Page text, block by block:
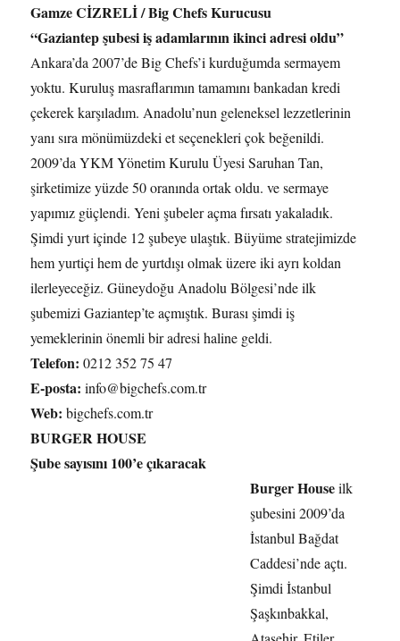
Gamze CİZRELİ / Big Chefs Kurucusu
“Gaziantep şubesi iş adamlarının ikinci adresi oldu”
Ankara’da 2007’de Big Chefs’i kurduğumda sermayem
yoktu. Kuruluş masraflarımın tamamını bankadan kredi
çekerek karşıladım. Anadolu’nun geleneksel lezzetlerinin
yanı sıra mönümüzdeki et seçenekleri çok beğenildi.
2009’da YKM Yönetim Kurulu Üyesi Saruhan Tan,
şirketimize yüzde 50 oranında ortak oldu. ve sermaye
yapımız güçlendi. Yeni şubeler açma fırsatı yakaladık.
Şimdi yurt içinde 12 şubeye ulaştık. Büyüme stratejimizde
hem yurtiçi hem de yurtdışı olmak üzere iki ayrı koldan
ilerleyeceğiz. Güneydoğu Anadolu Bölgesi’nde ilk
şubemizi Gaziantep’te açmıştık. Burası şimdi iş
yemeklerinin önemli bir adresi haline geldi.
Telefon: 0212 352 75 47
E-posta: info@bigchefs.com.tr
Web: bigchefs.com.tr
BURGER HOUSE
Şube sayısını 100’e çıkaracak
Burger Houseilk
şubesini 2009’da
İstanbul Bağdat
Caddesi’nde açtı.
Şimdi İstanbul
Şaşkınbakkal,